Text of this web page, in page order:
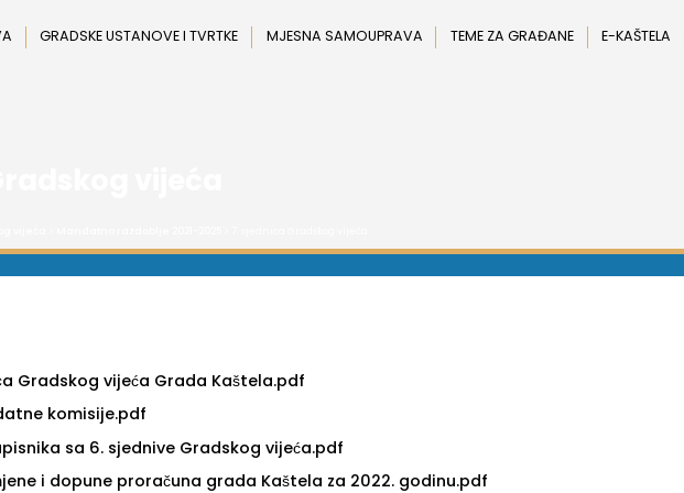
GRADSKE USTANOVE I TVRTKE MJESNA SAMOUPRAVA TEME ZA GRAĐANE E-KAŠTELA
Gradskog vijeća Grada Kaštela.pdf
komisije.pdf
sa 6. sjednive Gradskog vijeća.pdf
i dopune proračuna grada Kaštela za 2022. godinu.pdf